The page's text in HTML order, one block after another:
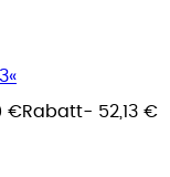
€Rabatt- 52,13 €